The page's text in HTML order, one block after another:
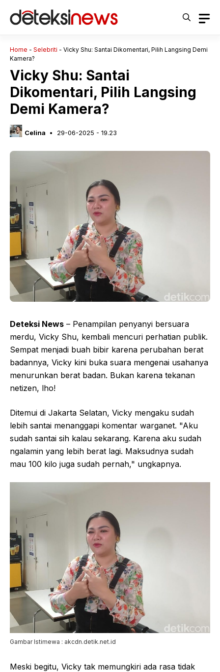
Home - Selebriti - Vicky Shu: Santai Dikomentari, Pilih Langsing Demi
Kamera?
Vicky Shu: Santai
Dikomentari, Pilih Langsing
Demi Kamera?
Celina 29-06-2025 - 19.23
Deteksi News – Penampilan penyanyi bersuara
merdu, Vicky Shu, kembali mencuri perhatian publik.
Sempat menjadi buah bibir karena perubahan berat
badannya, Vicky kini buka suara mengenai usahanya
menurunkan berat badan. Bukan karena tekanan
netizen, lho!
Ditemui di Jakarta Selatan, Vicky mengaku sudah
lebih santai menanggapi komentar warganet. "Aku
sudah santai sih kalau sekarang. Karena aku sudah
ngalamin yang lebih berat lagi. Maksudnya sudah
mau 100 kilo juga sudah pernah," ungkapnya.
Gambar Istimewa : akcdn.detik.net.id
Meski begitu, Vicky tak memungkiri ada rasa tidak